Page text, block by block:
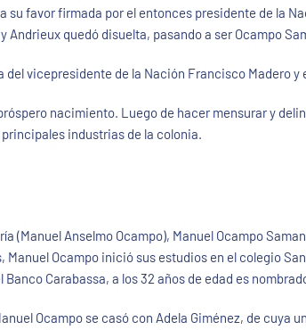
su favor firmada por el entonces presidente de la
Andrieux quedó disuelta, pasando a ser Ocampo
del vicepresidente de la Nación Francisco
nacimiento. Luego de hacer mensurar y
industrias de la colonia.
(Manuel Anselmo Ocampo), Manuel Ocampo
Manuel Ocampo inició sus estudios en el colegio
Banco Carabassa, a los 32 años de edad es
Ocampo se casó con Adela Giménez, de